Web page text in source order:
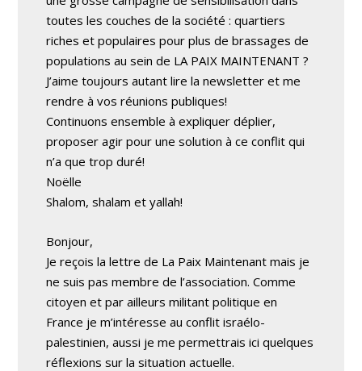
toutes les couches de la société : quartiers
riches et populaires pour plus de brassages de
populations au sein de LA PAIX MAINTENANT ?
J’aime toujours autant lire la newsletter et me
rendre à vos réunions publiques!
Continuons ensemble à expliquer déplier,
proposer agir pour une solution à ce conflit qui
n’a que trop duré!
Noëlle
Shalom, shalam et yallah!
Bonjour,
Je reçois la lettre de La Paix Maintenant mais je
ne suis pas membre de l’association. Comme
citoyen et par ailleurs militant politique en
France je m’intéresse au conflit israélo-
palestinien, aussi je me permettrais ici quelques
réflexions sur la situation actuelle.